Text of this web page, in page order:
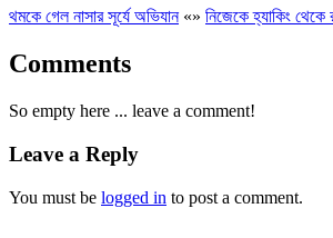
থমকে গেল নাসার সূর্যে অভিযান«» নিজেকে হ্যাকিং থেকে
Comments
So empty here ... leave a comment!
Leave a Reply
You must be logged in to post a comment.